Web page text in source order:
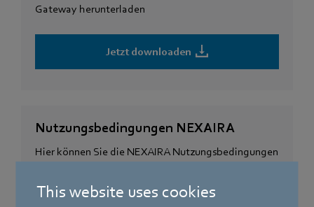
This website uses cookies
Gateway herunterladen
Jetzt downloaden
Nutzungsbedingungen NEXAIRA
Hier können Sie die NEXAIRA Nutzungsbedingungen